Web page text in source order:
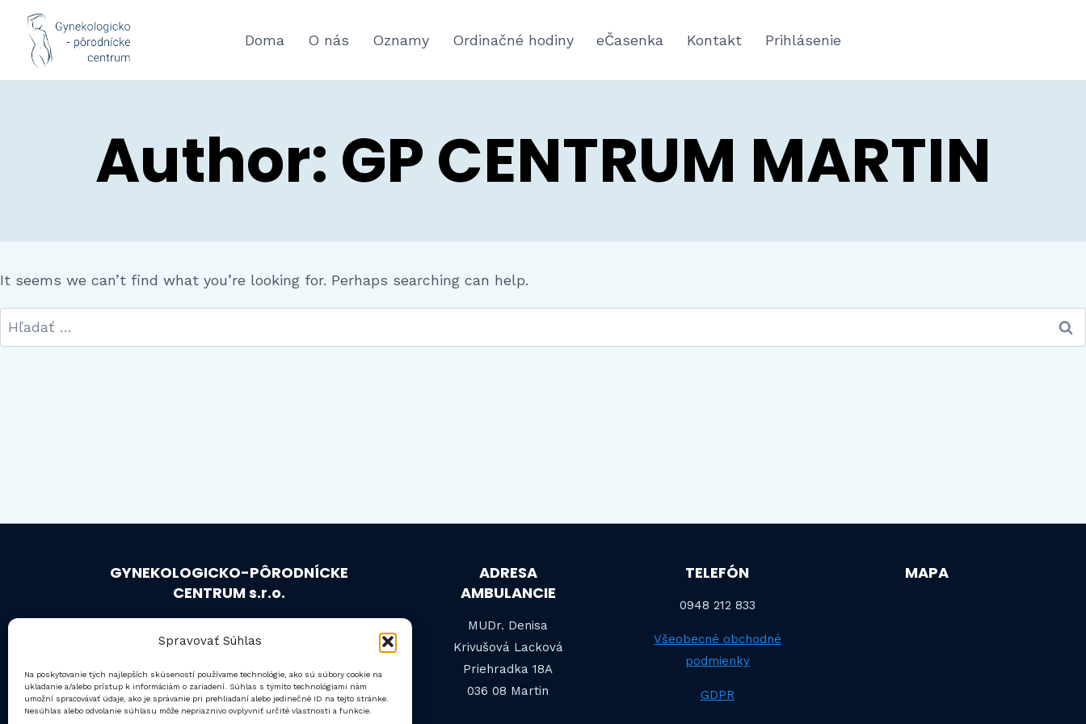
Spravovať Súhlas
Na poskytovanie tých najlepších skúseností používame technológie, ako sú súbory cookie na
ukladanie a/alebo prístup k informáciám o zariadení. Súhlas s týmito technológiami nám
umožní spracovávať údaje, ako je správanie pri prehliadaní alebo jedinečné ID na tejto stránke.
Nesúhlas alebo odvolanie súhlasu môže nepriaznivo ovplyvniť určité vlastnosti a funkcie.
Doma O nás Oznamy Ordinačné hodiny eČasenka Kontakt Prihlásenie
Author: GP CENTRUM MARTIN
It seems we can’t find what you’re looking for. Perhaps searching can help.
GYNEKOLOGICKO-PÔRODNÍCKE
CENTRUM s.r.o.
všetky vekové kategórie žien.
ADRESA
AMBULANCIE
MUDr. Denisa
Krivušová Lacková
Priehradka 18A
036 08 Martin
TELEFÓN
0948 212 833
Všeobecné obchodné
podmienky
GDPR
MAPA